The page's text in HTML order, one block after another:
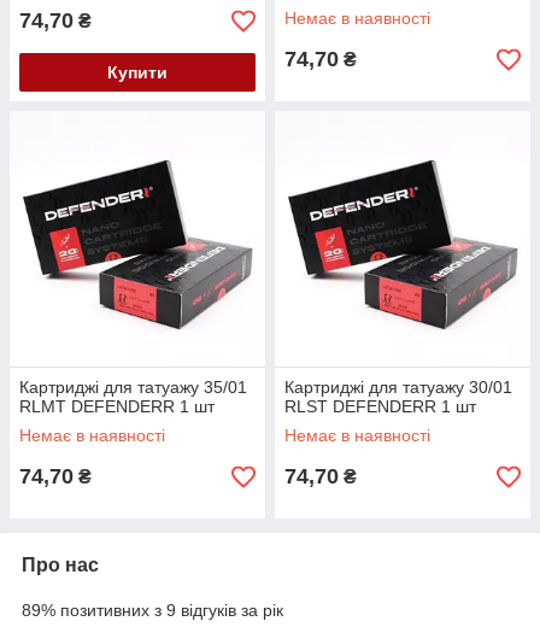
74,70 ₴
Купити
Немає в наявності
74,70 ₴
Картриджі для татуажу 35/01
RLMT DEFENDERR 1 шт
Немає в наявності
74,70 ₴
Картриджі для татуажу 30/01
RLST DEFENDERR 1 шт
Немає в наявності
74,70 ₴
Про нас
89% позитивних з 9 відгуків за рік